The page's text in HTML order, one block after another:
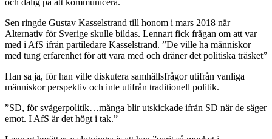
och dålig på att kommunicera.
Sen ringde Gustav Kasselstrand till honom i mars 2018 när
Alternativ för Sverige skulle bildas. Lennart fick frågan om att var
med i AfS ifrån partiledare Kasselstrand. ”De ville ha människor
med tung erfarenhet för att vara med och dräner det politiska träsket”
Han sa ja, för han ville diskutera samhällsfrågor utifrån vanliga
människor perspektiv och inte utifrån traditionell politik.
”SD, för svågerpolitik…många blir utskickade ifrån SD när de säger
emot. I AfS är det högt i tak.”